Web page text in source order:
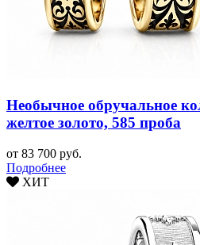
Необычное обручальное
желтое золото, 585 проба
от 83 700 руб.
Подробнее
ХИТ